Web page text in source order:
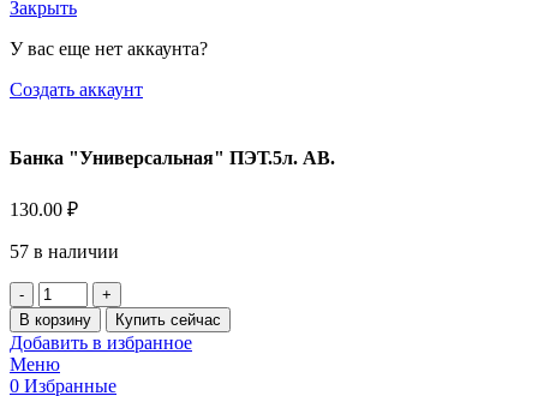
Закрыть
У вас еще нет аккаунта?
Создать аккаунт
Банка "Универсальная" ПЭТ.5л. АВ.
130.00 ₽
57 в наличии
Количество
товара
Банка
"Универсальная"
ПЭТ.5л.
В корзину Купить сейчас
Добавить в избранное
Меню
0 Избранные